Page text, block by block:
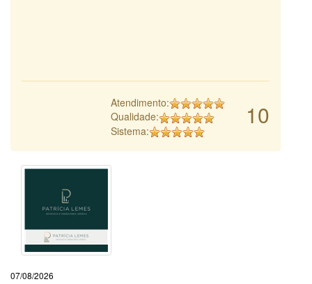
10
Atendimento:
Qualidade:
Sistema:
07/08/2026